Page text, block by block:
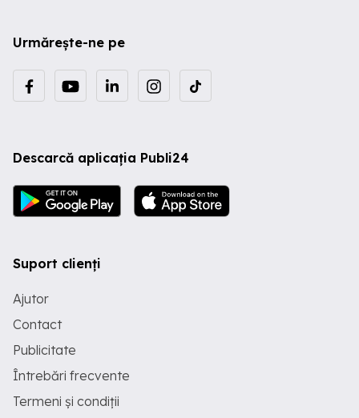
Urmărește-ne pe
Descarcă aplicația Publi24
Suport clienți
Ajutor
Contact
Publicitate
Întrebări frecvente
Termeni și condiții